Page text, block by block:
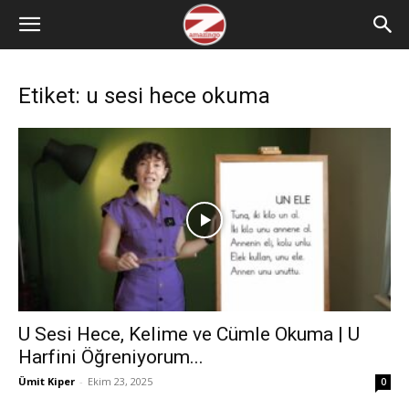
Etiket: u sesi hece okuma
U Sesi Hece, Kelime ve Cümle Okuma | U
Harfini Öğreniyorum...
Ümit Kiper - Ekim 23, 2025 0